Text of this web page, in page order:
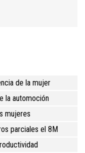
de la mujer
la automoción
mujeres
parciales el 8M